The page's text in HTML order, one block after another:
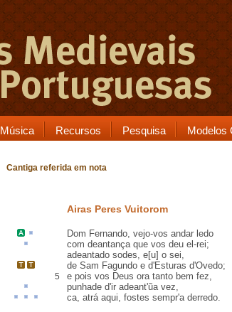
Música Recursos Pesquisa Modelos
Cantiga referida em nota
Airas Peres Vuitorom
Dom Fernando, vejo-vos andar ledo
com deantançaque vos deu el-rei;
adeantado sodes, e[u] o sei,
de Sam Fagundo e d'Esturas d'Ovedo;
5
e pois vos Deus ora tanto bem fez,
punhade d'ir adeant'ũa vez,
ca, atrá aqui, fostes sempr'a derredo.